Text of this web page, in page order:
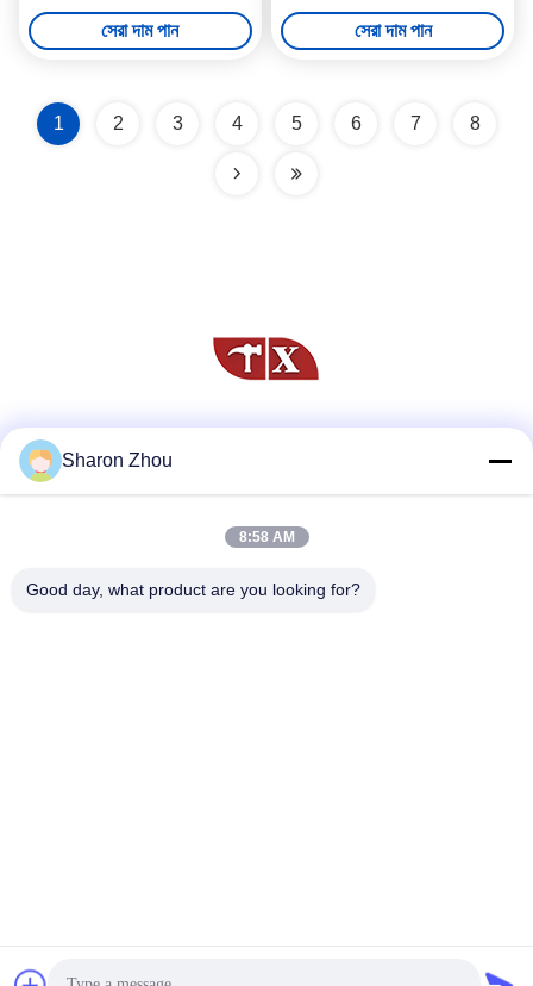
এলভিডিএস ডিসপ্লে প্যানেল 27 "
সেরা দাম পান
অল ইন ওয়ান মেশিন ওয়াটারপ্রুফ
আউটডোর ডিজিটাল সিগনেজ
সেরা দাম পান
1 2 3 4 5 6 7 8
টেলিফোন
2024-2026 Shenzhen Outdoor Special Display Equipment Co.,
Sharon Zhou
8:58 AM
Good day, what product are you looking for?